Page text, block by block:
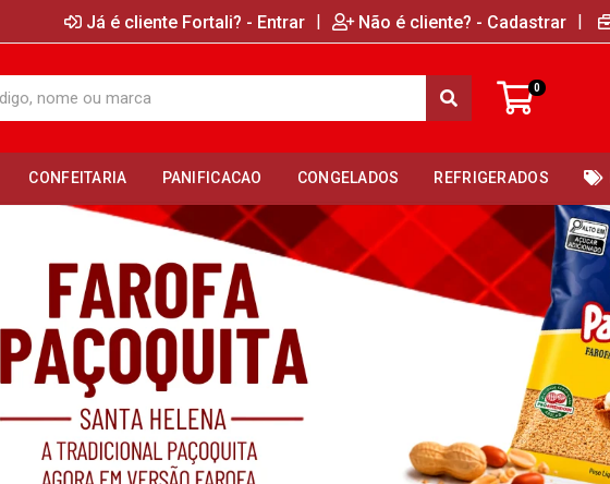
Já é cliente Fortali? - Entrar | Não é cliente? - Cadastrar |
0
CONFEITARIA PANIFICACAO CONGELADOS REFRIGERADOS